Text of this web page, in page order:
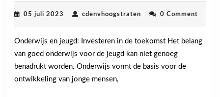
de
Toekomst:
Onderwijs
en
Jeugd
05 juli 2023 05
cdenvhoogstratencdenvhoogstraten
0 Comment
Onderwijs en jeugd: Investeren in de toekomst Het belang
van goed onderwijs voor de jeugd kan niet genoeg
benadrukt worden. Onderwijs vormt de basis voor de
ontwikkeling van jonge mensen,